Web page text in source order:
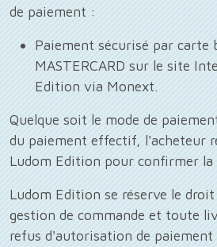
de paiement :
Paiement sécurisé par carte
MASTERCARD sur le site
Edition via Monext.
Quelque soit le mode de
du paiement effectif, l'acheteur
Ludom Edition pour confirmer la
Ludom Edition se réserve le
gestion de commande et toute
refus d'autorisation de paiement